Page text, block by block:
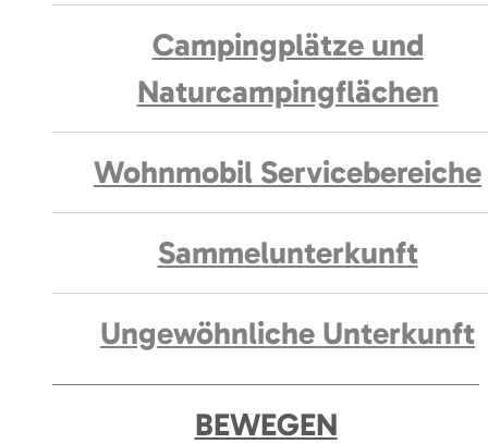
Campingplätze und
Naturcampingflächen
Wohnmobil Servicebereiche
Sammelunterkunft
Ungewöhnliche Unterkunft
BEWEGEN